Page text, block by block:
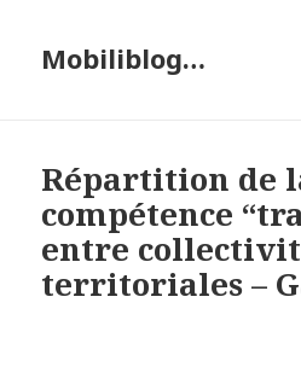
Mobiliblog…
Répartition de
compétence
entre
territoriales –